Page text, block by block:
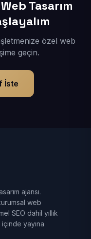
Tasarım
özel web
geçin.
İste
ajansı.
web
SEO dahil yıllık
yayına